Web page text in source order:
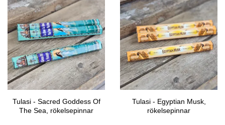
Tulasi - Sacred Goddess Of
The Sea, rökelsepinnar
Tulasi - Egyptian Musk,
rökelsepinnar